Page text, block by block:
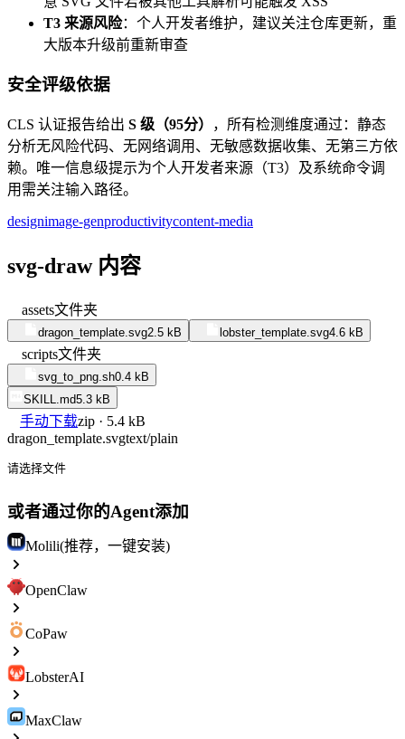
T3 来源风险：个人开发者维护，建议关注仓库更新，重
大版本升级前重新审查
安全评级依据
CLS 认证报告给出 S 级（95分）
，所有检测维度通过：静态
分析无风险代码、无网络调用、无敏感数据收集、无第三方依
赖。唯一信息级提示为个人开发者来源（T3）及系统命令调
用需关注输入路径。
designimage-genproductivitycontent-media
svg-draw 内容
assets文件夹
dragon_template.svg2.5 kB lobster_template.svg4.6 kB
scripts文件夹
svg_to_png.sh0.4 kB
SKILL.md5.3 kB
手动下载zip · 5.4 kB
dragon_template.svgtext/plain
请选择文件
或者通过你的Agent添加
Molili(推荐，一键安装)
OpenClaw
CoPaw
LobsterAI
MaxClaw